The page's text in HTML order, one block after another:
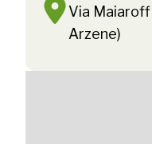
Via
Arzene)